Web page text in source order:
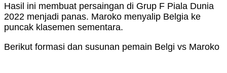
Hasil ini membuat persaingan di Grup F Piala Dunia
2022 menjadi panas. Maroko menyalip Belgia ke
puncak klasemen sementara.
Berikut formasi dan susunan pemain Belgi vs Maroko